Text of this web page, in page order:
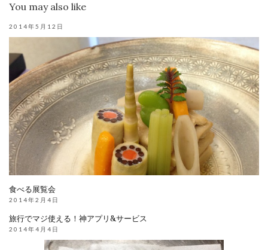
You may also like
2014年5月12日
食べる展覧会
2014年2月4日
旅行でマジ使える！神アプリ&サービス
2014年4月4日